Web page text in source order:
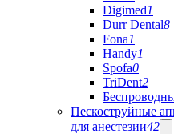
Digimed1
Durr Dental8
Fona1
Handy1
Spofa0
TriDent2
Пескоструйные
для анестезии42